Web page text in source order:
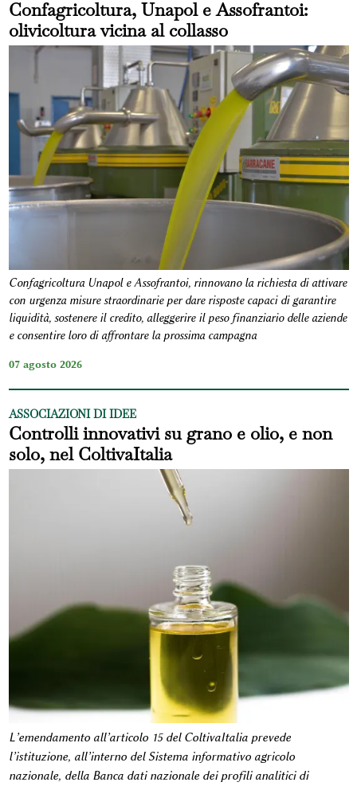
Confagricoltura, Unapol e Assofrantoi:
olivicoltura vicina al collasso
Confagricoltura Unapol e Assofrantoi, rinnovano la richiesta di attivare
con urgenza misure straordinarie per dare risposte capaci di garantire
liquidità, sostenere il credito, alleggerire il peso finanziario delle aziende
e consentire loro di affrontare la prossima campagna
07 agosto 2026
ASSOCIAZIONI DI IDEE
Controlli innovativi su grano e olio, e non
solo, nel ColtivaItalia
L’emendamento all’articolo 15 del ColtivaItalia prevede
l’istituzione, all’interno del Sistema informativo agricolo
nazionale, della Banca dati nazionale dei profili analitici di